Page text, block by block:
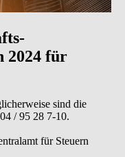
2024 für
sind die
/ 95 28 7-10.
für Steuern